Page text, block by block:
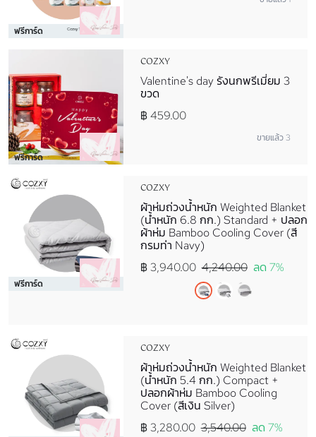
ฟรีการ์ด
ฟรีการ์ด
COZXY
Valentine's day รังนกพรีเมี่ยม 3
ขวด
฿ 459.00
ขายแล้ว 3
ฟรีการ์ด
COZXY
ผ้าห่มถ่วงน้ำหนัก Weighted Blanket
(น้ำหนัก 6.8 กก.) Standard + ปลอก
ผ้าห่ม Bamboo Cooling Cover (สี
กรมท่า Navy)
฿ 3,940.00 4,240.00 ลด 7%
COZXY
ผ้าห่มถ่วงน้ำหนัก Weighted Blanket
(น้ำหนัก 5.4 กก.) Compact +
ปลอกผ้าห่ม Bamboo Cooling
Cover (สีเงิน Silver)
฿ 3,280.00 3,540.00 ลด 7%